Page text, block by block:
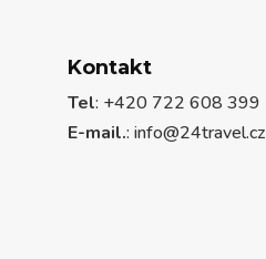
Kontakt
Tel: +420 722 608 399
E-mail.:info@24travel.cz